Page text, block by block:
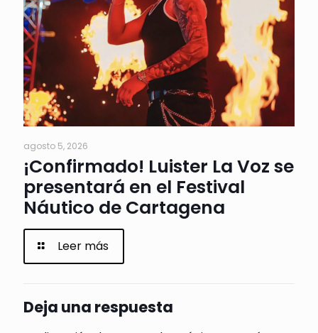
agosto 5, 2026
¡Confirmado! Luister La Voz se
presentará en el Festival
Náutico de Cartagena
Leer más
Deja una respuesta